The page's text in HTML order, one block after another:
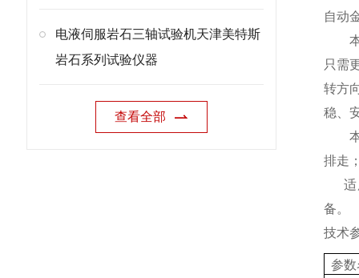
电液伺服岩石三轴试验机天津美特斯
岩石系列试验仪器
查看全部
自动
本
只需
转方
稳、
本
排走
备。
技术
参